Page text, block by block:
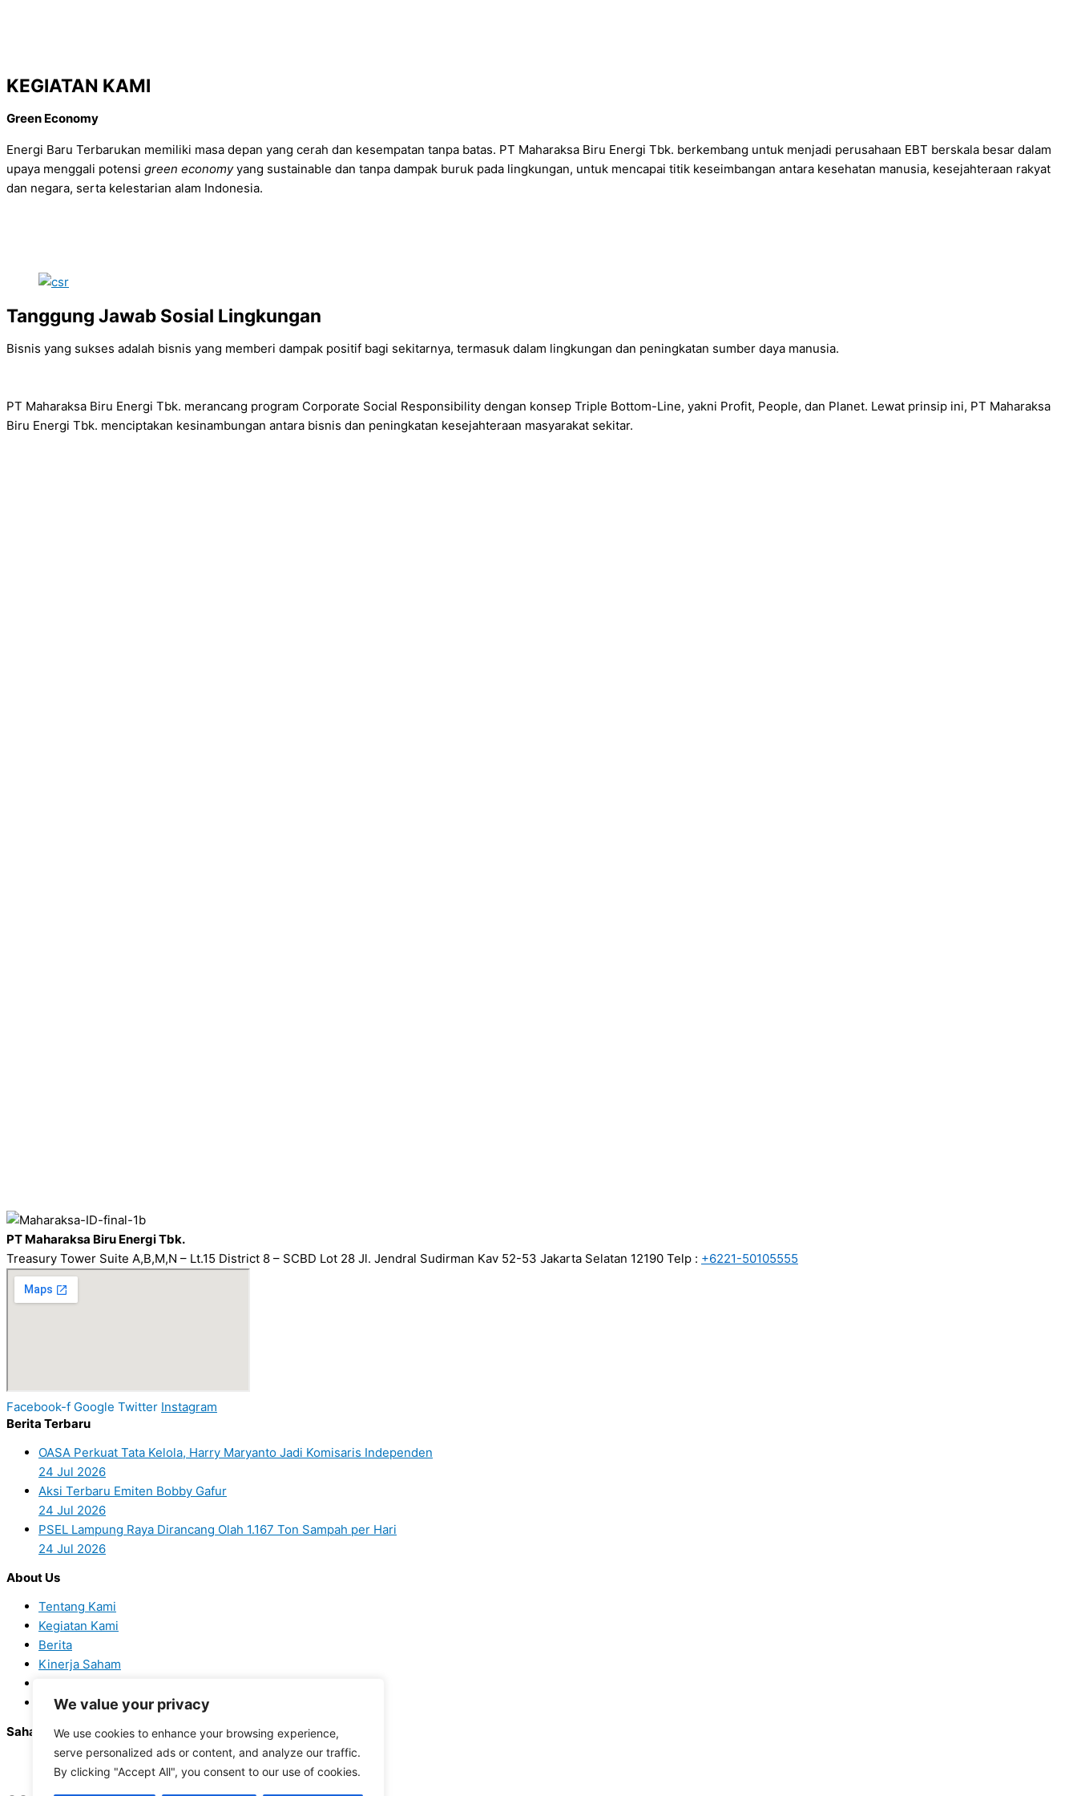
We value your privacy
We use cookies to enhance your browsing experience,
serve personalized ads or content, and analyze our traffic.
By clicking "Accept All", you consent to our use of cookies.
KEGIATAN KAMI
Green Economy
Energi Baru Terbarukan memiliki masa depan yang cerah dan kesempatan tanpa batas. PT Maharaksa Biru Energi Tbk. berkembang untuk menjadi perusahaan EBT berskala besar dalam
upaya menggali potensi green economyyang sustainable dan tanpa dampak buruk pada lingkungan, untuk mencapai titik keseimbangan antara kesehatan manusia, kesejahteraan rakyat
dan negara, serta kelestarian alam Indonesia.
Tanggung Jawab Sosial Lingkungan
Bisnis yang sukses adalah bisnis yang memberi dampak positif bagi sekitarnya, termasuk dalam lingkungan dan peningkatan sumber daya manusia.
PT Maharaksa Biru Energi Tbk. merancang program Corporate Social Responsibility dengan konsep Triple Bottom-Line, yakni Profit, People, dan Planet. Lewat prinsip ini, PT Maharaksa
Biru Energi Tbk. menciptakan kesinambungan antara bisnis dan peningkatan kesejahteraan masyarakat sekitar.
PT Maharaksa Biru Energi Tbk.
Treasury Tower Suite A,B,M,N – Lt.15 District 8 – SCBD Lot 28 Jl. Jendral Sudirman Kav 52-53 Jakarta Selatan 12190 Telp : +6221-50105555
Facebook-f Google Twitter Instagram
Berita Terbaru
OASA Perkuat Tata Kelola, Harry Maryanto Jadi Komisaris Independen
24 Jul 2026
Aksi Terbaru Emiten Bobby Gafur
24 Jul 2026
PSEL Lampung Raya Dirancang Olah 1.167 Ton Sampah per Hari
24 Jul 2026
About Us
Tentang Kami
Kegiatan Kami
Berita
Kinerja Saham
Kontak
Saham